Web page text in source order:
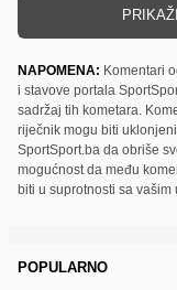
NAPOMENA: Komentari
i stavove portala
sadržaj tih kometara.
riječnik mogu biti
SportSport.ba da obriše
mogućnost da među
biti u suprotnosti sa vašim
POPULARNO